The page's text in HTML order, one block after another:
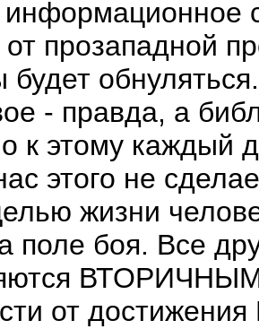
информационное
от прозападной
будет
- правда, а
к этому каждый
этого не
жизни
поле боя. Все
от